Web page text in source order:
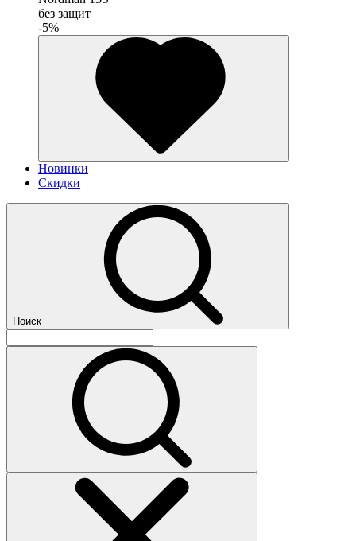
без защит
-5%
Новинки
Скидки
Поиск